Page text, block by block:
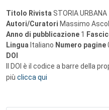
Titolo Rivista STORIA URBANA
Autori/Curatori Massimo
Anno di pubblicazione 1
Lingua Italiano Numero pagine
DOI
Il DOI è il codice a barre della
più clicca qui